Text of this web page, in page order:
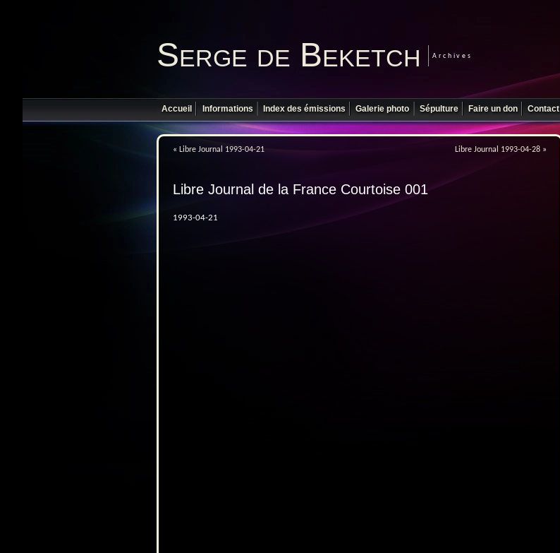
Serge de Beketch Archives
Accueil Informations Index des émissions Galerie photo Sépulture Faire un don Contact
« Libre Journal 1993-04-21 Libre Journal 1993-04-28 »
Libre Journal de la France Courtoise 001
1993-04-21